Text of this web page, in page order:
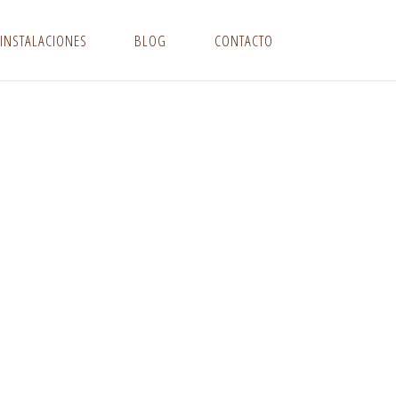
INSTALACIONES BLOG CONTACTO